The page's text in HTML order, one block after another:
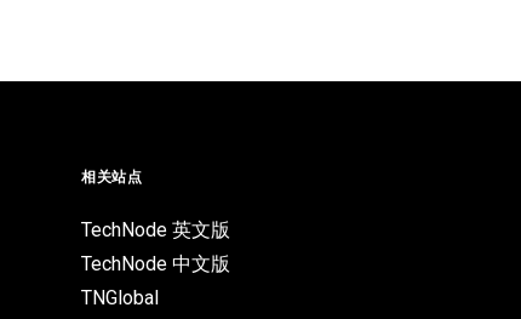
相关站点
TechNode 英文版
TechNode 中文版
TNGlobal